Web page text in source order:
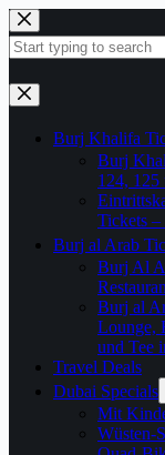
Zum
Inhalt
springen
Keine
Ergebnisse
Burj Khalifa
Burj
124, 125
Tickets –
Burj al Arab
Burj Al
Burj al
Lounge,
und Tee
Travel Deals
Dubai Specials
Mit
Wüsten-